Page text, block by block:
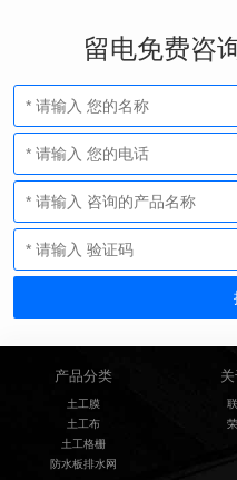
留电免费咨
产品分类
土工膜
土工布
土工格栅
防水板排水网